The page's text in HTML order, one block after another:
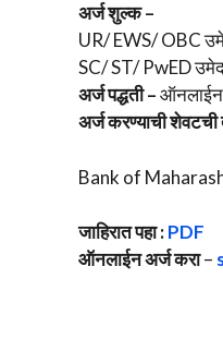
अर्ज शुल्क –
UR/ EWS/ OBC
SC/ ST/ PwED
अर्ज पद्धती –ऑनलाईन
अर्ज करण्याची शेवटची
Bank of
जाहिरात पहा :PDF
ऑनलाईन अर्ज करा–